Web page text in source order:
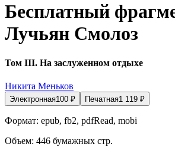
Бесплатный
Лучьян Смолоз
Том III. На заслуженном отдыхе
Никита Меньков
Электронная100 ₽ Печатная1 119 ₽
Формат: epub, fb2, pdfRead, mobi
Объем: 446 бумажных стр.